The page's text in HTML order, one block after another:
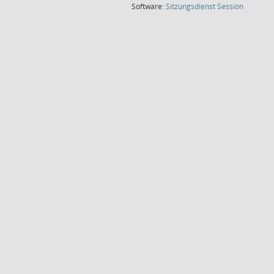
Software:SitzungsdienstSession(Wird in